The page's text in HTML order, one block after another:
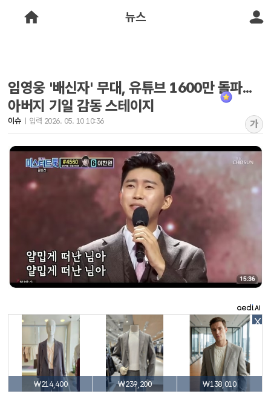
뉴스
임영웅 '배신자' 무대, 유튜브 1600만 돌파...
아버지 기일 감동 스테이지
이슈 입력 2026. 05. 10 10:36 가
X
₩214,400 ₩239,200 ₩138,010